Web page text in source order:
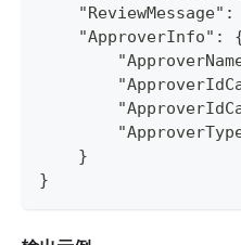
"ReviewMessage":
"ApproverInfo":
    }
}